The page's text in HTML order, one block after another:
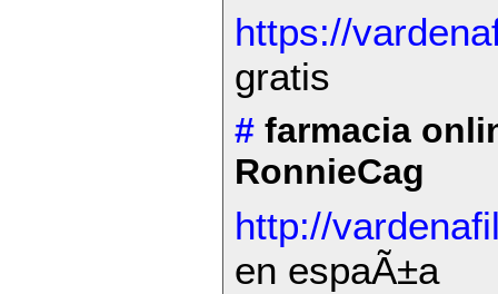
https://
gratis
# farmacia
RonnieCag
http://
en espaÃ±a